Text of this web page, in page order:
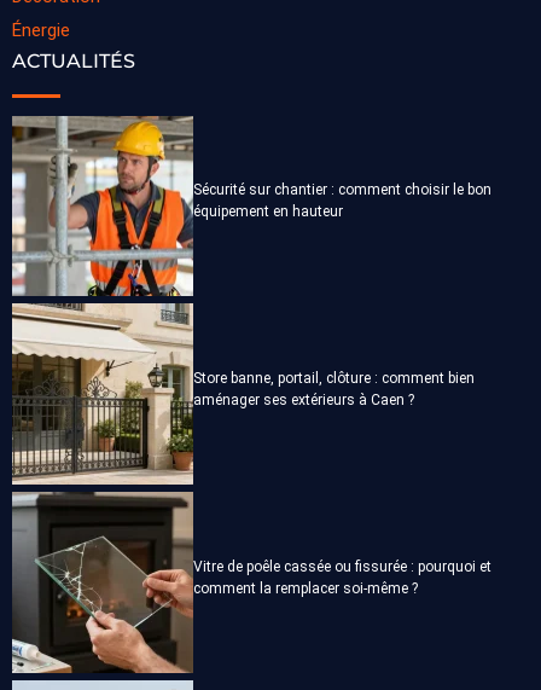
Énergie
ACTUALITÉS
Sécurité sur chantier : comment choisir le bon
équipement en hauteur
Store banne, portail, clôture : comment bien
aménager ses extérieurs à Caen ?
Vitre de poêle cassée ou fissurée : pourquoi et
comment la remplacer soi-même ?